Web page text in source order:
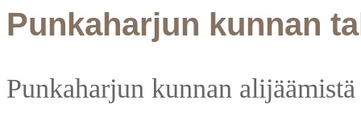
Punkaharjun kunnan
Punkaharjun kunnan